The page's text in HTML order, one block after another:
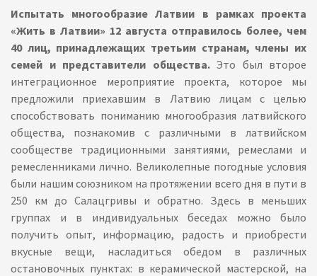
Испытать многообразие Латвии в рамках проекта
«Жить в Латвии» 12 августа отправилось более, чем
40 лиц, принадлежащих третьим странам, члены их
семей и представители общества.Это был второе
интеграционное мероприятие проекта, которое мы
предложили приехавшим в Латвию лицам с целью
способствовать пониманию многообразия латвийского
общества, познакомив с различными в латвийском
сообществе традиционными занятиями, ремеслами и
ремесленниками лично. Великолепные погодные условия
были нашим союзником на протяжении всего дня в пути в
250 км до Салацгривы и обратно. Здесь в меньших
группах и в индивидуальных беседах можно было
получить опыт, информацию, радость и приобрести
вкусные вещи, насладиться обедом в различных
остановочных пунктах: в керамической мастерской, на